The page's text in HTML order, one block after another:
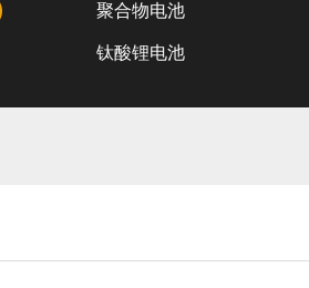
聚合物电池
钛酸锂电池